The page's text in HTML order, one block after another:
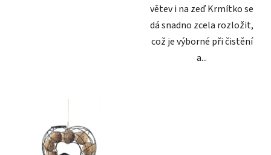
větev i na zeď Krmítko se
dá snadno zcela rozložit,
což je výborné při čistění
a...